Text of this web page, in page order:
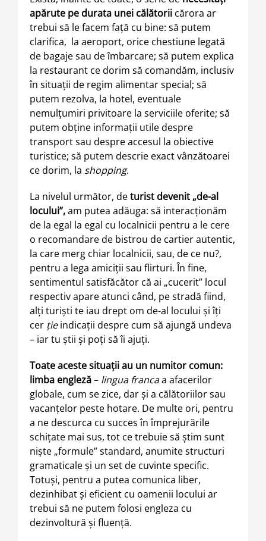
apărute pe durata unei călătorii cărora ar
trebui să le facem faţă cu bine: să putem
clarifica, la aeroport, orice chestiune legată
de bagaje sau de îmbarcare; să putem explica
la restaurant ce dorim să comandăm, inclusiv
în situaţii de regim alimentar special; să
putem rezolva, la hotel, eventuale
nemulţumiri privitoare la serviciile oferite; să
putem obţine informaţii utile despre
transport sau despre accesul la obiective
turistice; să putem descrie exact vânzătoarei
ce dorim, la shopping.
La nivelul următor, deturist devenit „de-al
locului”,am putea adăuga: să interacţionăm
de la egal la egal cu localnicii pentru a le cere
o recomandare de bistrou de cartier autentic,
la care merg chiar localnicii, sau, de ce nu?,
pentru a lega amiciţii sau flirturi. În fine,
sentimentul satisfăcător că ai „cucerit” locul
respectiv apare atunci când, pe stradă fiind,
alţi turişti te iau drept om de-al locului şi îţi
cer ţieindicaţii despre cum să ajungă undeva
– iar tu ştii şi poţi să îi ajuţi.
Toate aceste situaţii au un numitor comun:
limba engleză– lingua francaa afacerilor
globale, cum se zice, dar şi a călătoriilor sau
vacanţelor peste hotare. De multe ori, pentru
a ne descurca cu succes în împrejurările
schiţate mai sus, tot ce trebuie să ştim sunt
nişte „formule” standard, anumite structuri
gramaticale şi un set de cuvinte specific.
Totuşi, pentru a putea comunica liber,
dezinhibat şi eficient cu oamenii locului ar
trebui să ne putem folosi engleza cu
dezinvoltură şi fluenţă.